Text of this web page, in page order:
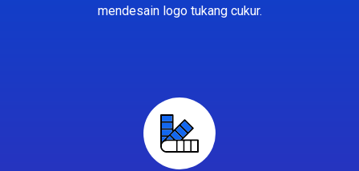
mendesain logo tukang cukur.